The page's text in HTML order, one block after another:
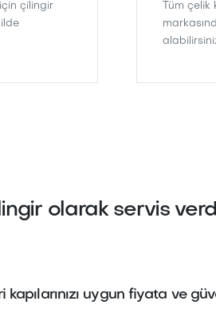
için çilingir
Tüm
olarak servis
uygun fiyata ve